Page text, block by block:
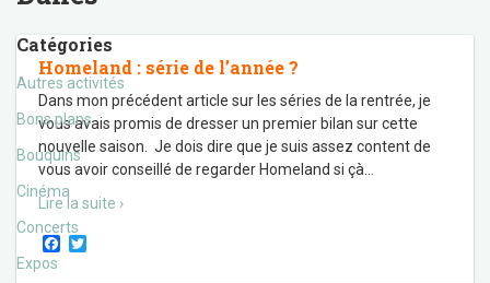
Catégories
Autres activités
Bons plans
Bouquins
Cinéma
Concerts
Expos
Homeland : série de l’année ?
Dans mon précédent article sur les séries de la rentrée, je
vous avais promis de dresser un premier bilan sur cette
nouvelle saison. Je dois dire que je suis assez content de
vous avoir conseillé de regarder Homeland si çà
Lire la suite ›
F